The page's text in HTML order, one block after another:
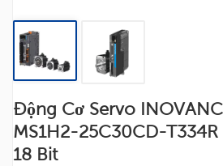
Động Cơ Servo
MS1H2-25C30CD-
18 Bit